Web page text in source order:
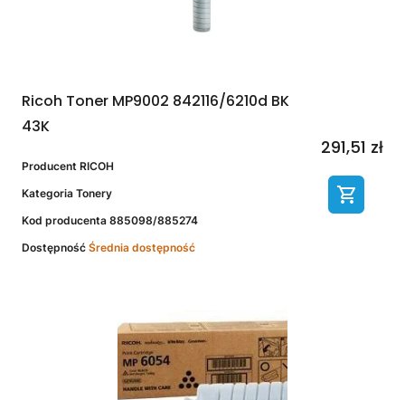
Ricoh Toner MP9002 842116/6210d BK
43K
Producent RICOH
Kategoria Tonery
Kod producenta 885098/885274
Dostępność Średnia dostępność
291,51 zł